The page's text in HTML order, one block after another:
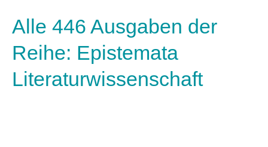
Alle 446 Ausgaben der
Reihe: Epistemata
Literaturwissenschaft